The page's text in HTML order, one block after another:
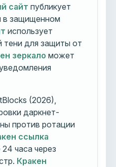
сайт публикует
в защищенном
использует
для защиты от
зеркало может
(2026),
даркнет-
против ротации
ссылка
часа через
Кракен